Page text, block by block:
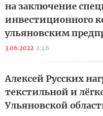
на заключение
инвестиционного
ульяновским
3.06.2022 2:46
Алексей Русских
текстильной и
Ульяновской